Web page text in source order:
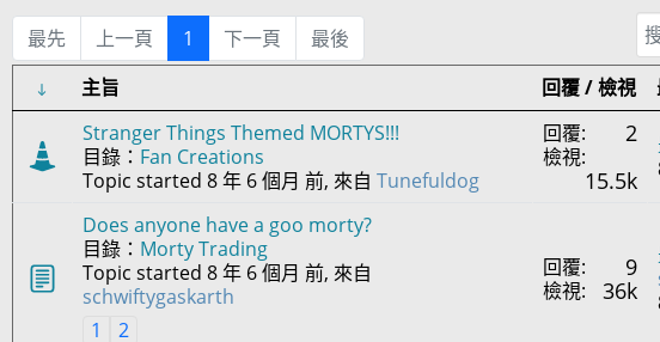
最先 上一頁 1 下一頁
最後
主旨
回覆 / 檢視
Stranger Things Themed MORTYS!!!
目錄： Fan Creations
Topic started 8 年 6 個月 前, 來自 Tunefuldog
回覆: 2
檢視:
15.5k
Does anyone have a goo morty?
目錄： Morty Trading
Topic started 8 年 6 個月 前, 來自
schwiftygaskarth
1
2
回覆: 9
檢視: 36k